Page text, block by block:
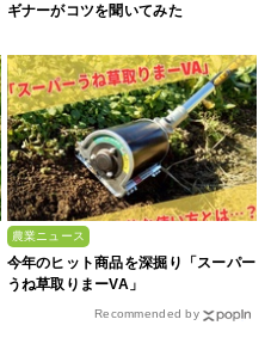
ギナーがコツを聞いてみた
農業ニュース
今年のヒット商品を深掘り「スーパー
うね草取りまーVA」
Recommended by